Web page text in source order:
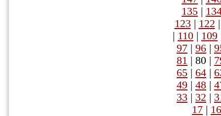
135 |
123 | 122
| 110 | 109
97 | 96 |
81 | 80 |
65 | 64 |
49 | 48 |
33 | 32 |
17 | 16